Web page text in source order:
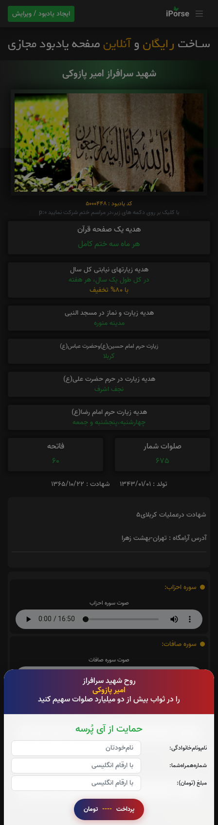
ایجاد یادبود / ویرایش
روح شهید سرافراز
امیر پازوکی
را در ثواب بیش از دو میلیارد صلوات سهیم کنید
حمایت از آی پُرسه
نام‌و‌نام‌خانوادگی:
شماره‌همراه‌شما:
مبلغ (تومان):
پرداخت ----
شهید سرافراز امیر پازوکی
کد یادبود : 5000448
با کلیک بر روی دکمه های زیر،در مراسم ختم شرکت نمایید p:0
هدیه یک صفحه قرآن
هر ماه سه ختم کامل
هدیه زیارتهای نیابتی کل سال
در کل طول یک سال، هر هفته
با 80% تخفیف
هدیه زیارت و نماز در مسجد النبی
مدینه منوره
زیارت حرم امام حسین(ع)وحضرت عباس(ع)
کربلا
هدیه زیارت در حرم حضرت علی(ع)
نجف اشرف
هدیه زیارت حرم امام رضا(ع)
چهارشنبه،پنجشنبه و جمعه
صلوات شمار
675
فاتحه
60
تولد : 1343/01/01 شهادت : 1365/10/22
شهادت درعملیات کربلای5
آدرس آرامگاه : تهران-بهشت زهرا
سوره احزاب:
صوت سوره احزاب
سوره صافات:
صوت سوره صافات
سوره یاسین:
صوت سوره یاسین
صوت سوره واقعه